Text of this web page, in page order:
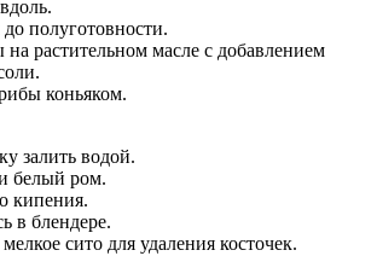
полуготовности.
растительном масле с добавлением
коньяком.
залить водой.
белый ром.
кипения.
в блендере.
сито для удаления косточек.